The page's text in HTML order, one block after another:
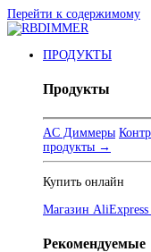
Перейти к содержимому
ПРОДУКТЫ
Продукты
AC Диммеры
продукты →
Купить онлайн
Магазин
Рекомендуемые